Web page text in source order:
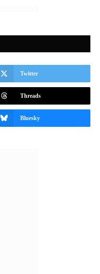
Twitter
Threads
Bluesky